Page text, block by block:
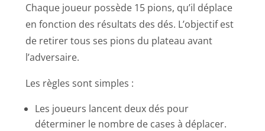
Chaque joueur possède 15 pions, qu’il déplace
en fonction des résultats des dés. L’objectif est
de retirer tous ses pions du plateau avant
l’adversaire.
Les règles sont simples :
Les joueurs lancent deux dés pour
déterminer le nombre de cases à déplacer.